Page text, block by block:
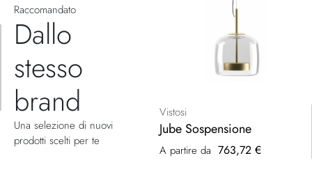
Raccomandato
Dallo
stesso
brand
Una selezione di nuovi
prodotti scelti per te
Vistosi
Jube Sospensione
A partire da 763,72 €